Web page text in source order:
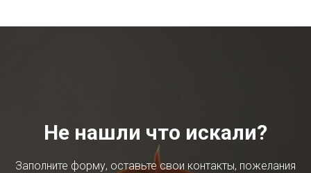
Не нашли что искали?
Заполните форму, оставьте свои контакты, пожелания